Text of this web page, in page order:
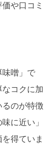
や口コミ
味噌」で
コクに加
のが特徴
に近い」
得ていま